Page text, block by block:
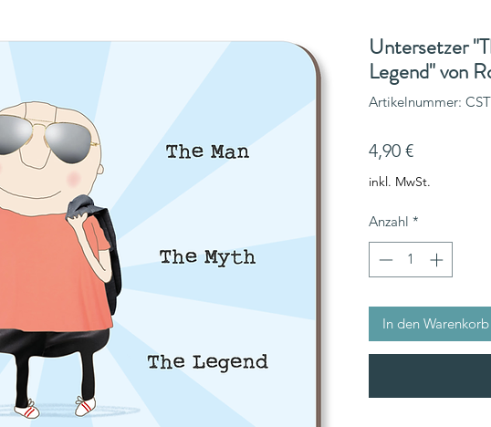
Untersetzer
Legend" von
Artikelnummer:
4,90 €Preis
inkl. MwSt.
Anzahl *
In den Warenkorb